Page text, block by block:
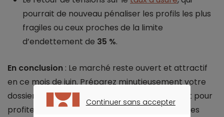
pourrait de nouveau pénaliser les profils les plus
fragiles ou ceux proches de la limite
d’endettement de 35 %.
En conclusion : Le marché reste ouvert et attractif
en ce mois de juin. Préparez minutieusement votre
dossier et comparez les offres dès maintenant pour
profiter des politiques de conquête actuelles des
Continuer sans accepter